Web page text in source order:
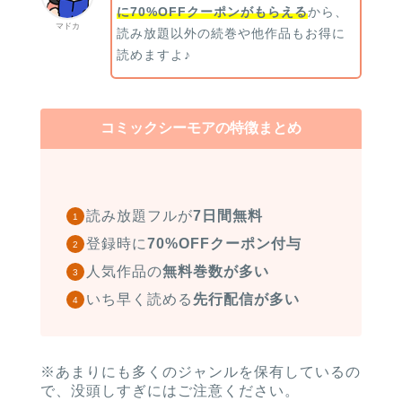
マドカ
に70%OFFクーポンがもらえるから、
読み放題以外の続巻や他作品もお得に
読めますよ♪
コミックシーモアの特徴まとめ
読み放題フルが7日間無料
登録時に70%OFFクーポン付与
人気作品の無料巻数が多い
いち早く読める 先行配信が多い
※あまりにも多くのジャンルを保有しているの
で、没頭しすぎにはご注意ください。